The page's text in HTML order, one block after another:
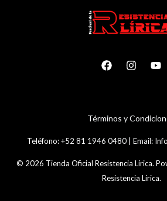
Términos y
Teléfono:+52 81 1946 0480| Email:
© 2026 Tienda Oficial Resistencia Lírica.
Resistencia Lírica.